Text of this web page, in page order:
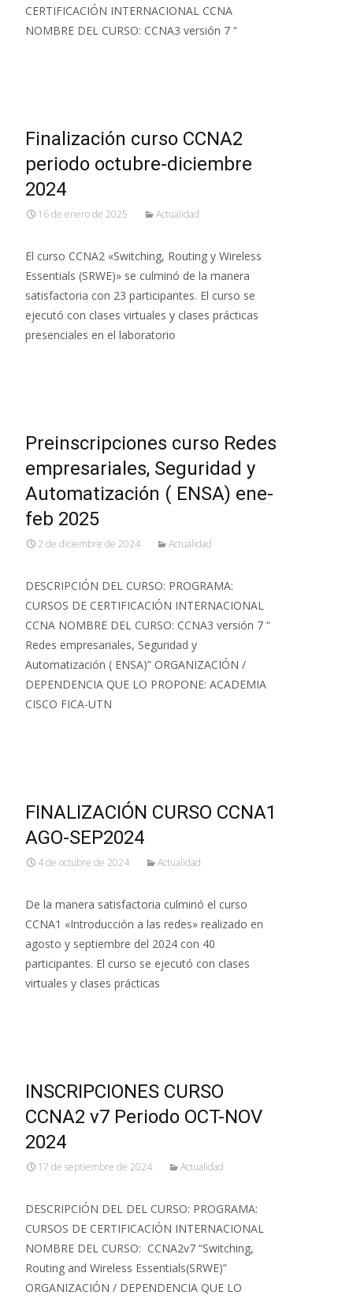
CERTIFICACIÓN INTERNACIONAL CCNA
NOMBRE DEL CURSO: CCNA3 versión 7 “
Finalización curso CCNA2
periodo octubre-diciembre
2024
16 de enero de 2025 Actualidad
El curso CCNA2 «Switching, Routing y Wireless
Essentials (SRWE)» se culminó de la manera
satisfactoria con 23 participantes. El curso se
ejecutó con clases virtuales y clases prácticas
presenciales en el laboratorio
Preinscripciones curso Redes
empresariales, Seguridad y
Automatización ( ENSA) ene-
feb 2025
2 de diciembre de 2024 Actualidad
DESCRIPCIÓN DEL CURSO: PROGRAMA:
CURSOS DE CERTIFICACIÓN INTERNACIONAL
CCNA NOMBRE DEL CURSO: CCNA3 versión 7 “
Redes empresariales, Seguridad y
Automatización ( ENSA)” ORGANIZACIÓN /
DEPENDENCIA QUE LO PROPONE: ACADEMIA
CISCO FICA-UTN
FINALIZACIÓN CURSO CCNA1
AGO-SEP2024
4 de octubre de 2024 Actualidad
De la manera satisfactoria culminó el curso
CCNA1 «Introducción a las redes» realizado en
agosto y septiembre del 2024 con 40
participantes. El curso se ejecutó con clases
virtuales y clases prácticas
INSCRIPCIONES CURSO
CCNA2 v7 Periodo OCT-NOV
2024
17 de septiembre de 2024 Actualidad
DESCRIPCIÓN DEL DEL CURSO: PROGRAMA:
CURSOS DE CERTIFICACIÓN INTERNACIONAL
NOMBRE DEL CURSO: CCNA2v7 “Switching,
Routing and Wireless Essentials(SRWE)”
ORGANIZACIÓN / DEPENDENCIA QUE LO